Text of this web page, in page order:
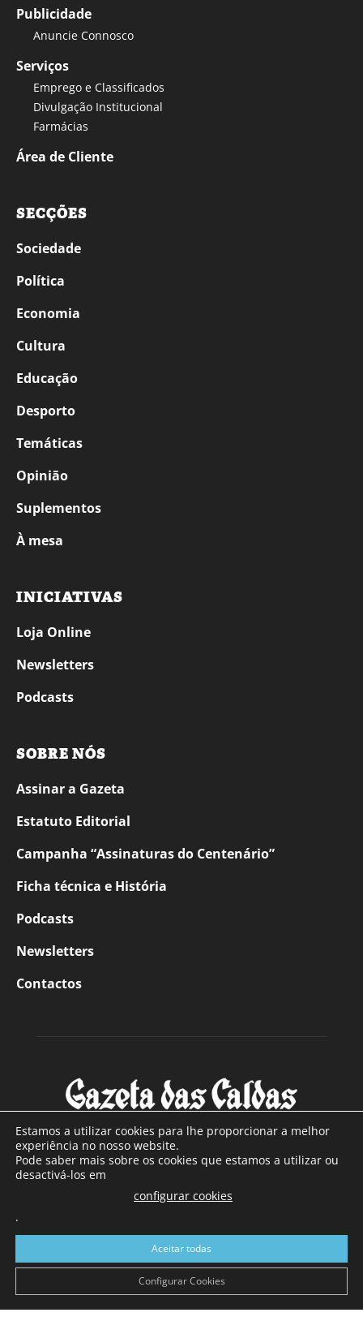
Publicidade
Anuncie Connosco
Serviços
Emprego e Classificados
Divulgação Institucional
Farmácias
Área de Cliente
SECÇÕES
Sociedade
Política
Economia
Cultura
Educação
Desporto
Temáticas
Opinião
Suplementos
À mesa
INICIATIVAS
Loja Online
Newsletters
Podcasts
SOBRE NÓS
Assinar a Gazeta
Estatuto Editorial
Campanha “Assinaturas do Centenário”
Ficha técnica e História
Podcasts
Newsletters
Contactos
SOBRE NÓS
Com sede nas Caldas da Rainha e mais de 90 anos de
a sul de distrito de Leiria, com mais de 40.000 leitores por
toda a região Oeste. Jornal com distribuição em Portugal
Continental e assinatura online.
Estamos a utilizar cookies para lhe proporcionar a melhor
experiência no nosso website.
Pode saber mais sobre os cookies que estamos a utilizar ou
desactivá-los em
configurar cookies
.
Aceitar todas
Configurar Cookies